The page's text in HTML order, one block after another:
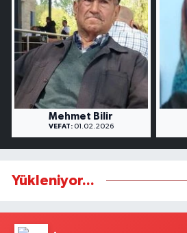
Mehmet Bilir
VEFAT:01.02.2026
Yükleniyor...